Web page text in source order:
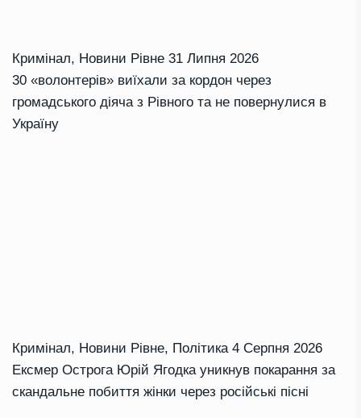
Кримінал, Новини Рівне 31 Липня 2026
30 «волонтерів» виїхали за кордон через
громадського діяча з Рівного та не повернулися в
Україну
Кримінал, Новини Рівне, Політика 4 Серпня 2026
Ексмер Острога Юрій Ягодка уникнув покарання за
скандальне побиття жінки через російські пісні